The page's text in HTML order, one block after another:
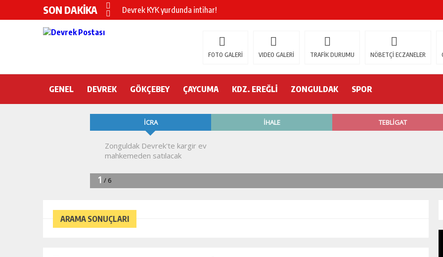
SON DAKİKA
Devrek KYK yurdunda intihar!
CHP’nin yeni genel başkanı Özgür Özel
DEVREK’TE YANGIN PANİĞİ
Devrek Engelsiz Yaşam Merkezi’nde neler oluyor?
DEVREK ÇATAKLI’YA TEŞEKKÜR ETTİ
FOTO GALERİ VIDEO GALERİ TRAFİK DURUMU NÖBETÇİ ECZANELER
GENEL DEVREK GÖKÇEBEY ÇAYCUMA KDZ. EREĞLİ ZONGULDAK SPOR
ARAMA SONUÇLARI